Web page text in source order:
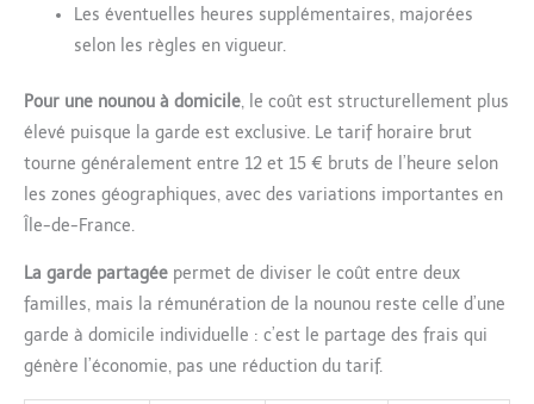
Les éventuelles heures supplémentaires, majorées
selon les règles en vigueur.
Pour une nounou à domicile, le coût est structurellement plus
élevé puisque la garde est exclusive. Le tarif horaire brut
tourne généralement entre 12 et 15 € bruts de l’heure selon
les zones géographiques, avec des variations importantes en
Île-de-France.
La garde partagée permet de diviser le coût entre deux
familles, mais la rémunération de la nounou reste celle d’une
garde à domicile individuelle : c’est le partage des frais qui
génère l’économie, pas une réduction du tarif.